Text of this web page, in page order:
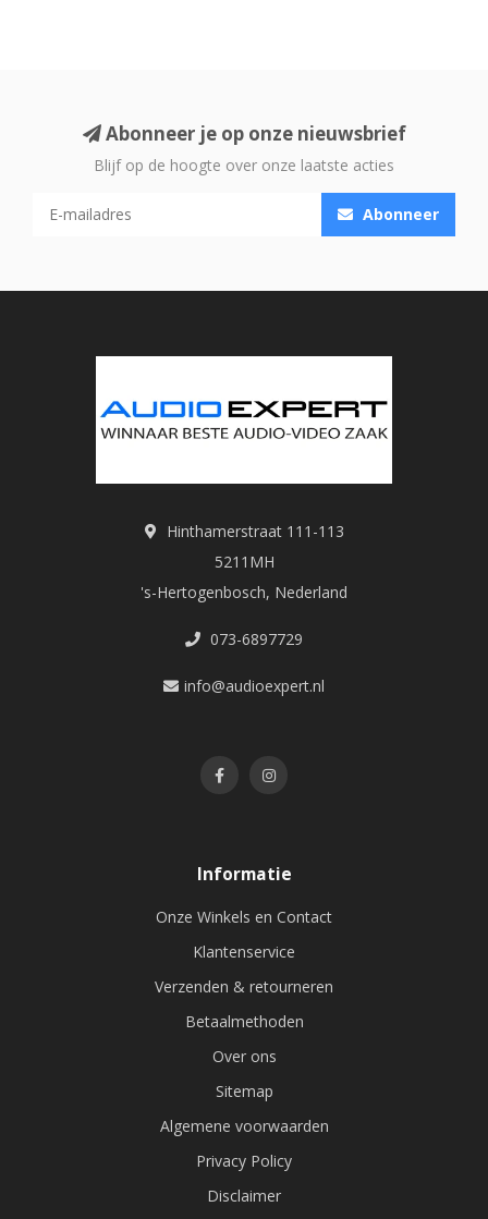
Abonneer je op onze nieuwsbrief
Blijf op de hoogte over onze laatste acties
Abonneer
Hinthamerstraat 111-113
5211MH
's-Hertogenbosch, Nederland
073-6897729
info@audioexpert.nl
Informatie
Onze Winkels en Contact
Klantenservice
Verzenden & retourneren
Betaalmethoden
Over ons
Sitemap
Algemene voorwaarden
Privacy Policy
Disclaimer